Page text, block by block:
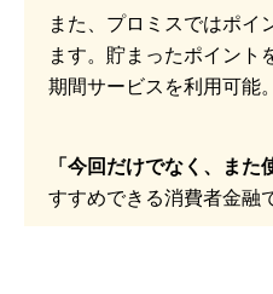
また、プロミスではポイ
ます。貯まったポイント
期間サービスを利用可能。
「今回だけでなく、また
すすめできる消費者金融